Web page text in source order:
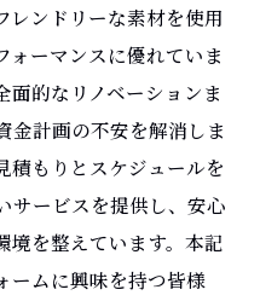
レンドリーな素材を使用
ォーマンスに優れていま
面的なリノベーションま
金計画の不安を解消しま
積もりとスケジュールを
サービスを提供し、安心
境を整えています。本記
ームに興味を持つ皆様